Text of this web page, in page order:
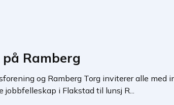
Ramberg
og Ramberg Torg inviterer alle med
i Flakstad til lunsj R...